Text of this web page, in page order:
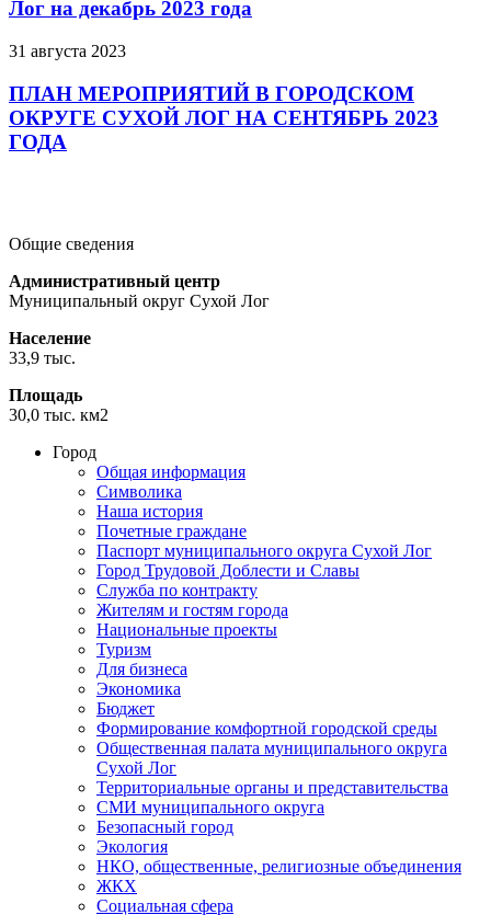
Лог на декабрь 2023 года
31 августа 2023
ПЛАН МЕРОПРИЯТИЙ В ГОРОДСКОМ
ОКРУГЕ СУХОЙ ЛОГ НА СЕНТЯБРЬ 2023
ГОДА
Общие сведения
Административный центр
Муниципальный округ Сухой Лог
Население
33,9 тыс.
Площадь
30,0 тыс. км2
Город
Общая информация
Символика
Наша история
Почетные граждане
Паспорт муниципального округа Сухой Лог
Город Трудовой Доблести и Славы
Служба по контракту
Жителям и гостям города
Национальные проекты
Туризм
Для бизнеса
Экономика
Бюджет
Формирование комфортной городской среды
Общественная палата муниципального округа
Сухой Лог
Территориальные органы и представительства
СМИ муниципального округа
Безопасный город
Экология
НКО, общественные, религиозные объединения
ЖКХ
Социальная сфера